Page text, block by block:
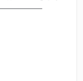
>——————